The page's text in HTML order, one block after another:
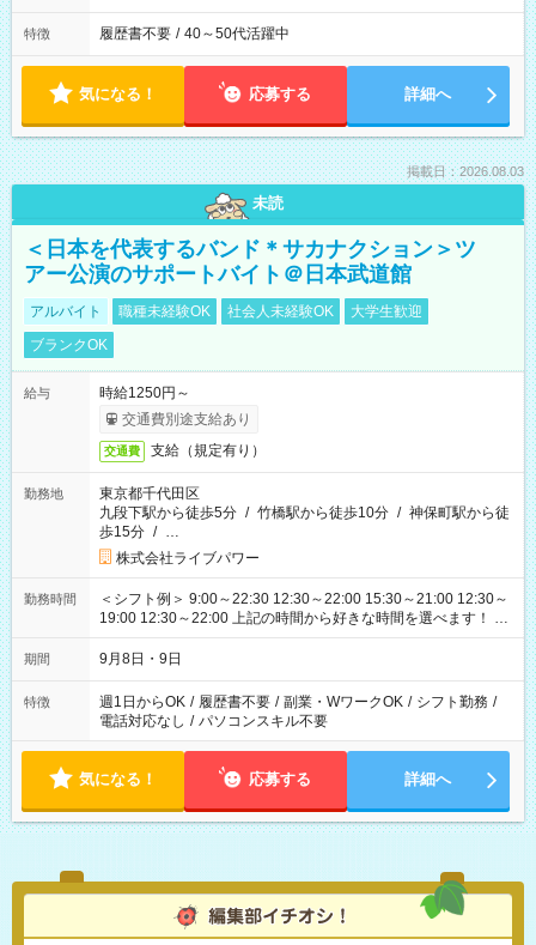
特徴 履歴書不要 / 40～50代活躍中
気になる！ 応募する 詳細へ
掲載日：2026.08.03
未読
＜日本を代表するバンド＊サカナクション＞ツ
アー公演のサポートバイト＠日本武道館
アルバイト 職種未経験OK 社会人未経験OK
大学生歓迎
ブランクOK
給与
時給1250円～
交通費別途支給あり
交通費 支給（規定有り）
勤務地
東京都千代田区
九段下駅から徒歩5分 / 竹橋駅から徒歩10分 / 神保町駅から徒
歩15分 / …
株式会社ライブパワー
勤務時間
＜シフト例＞ 9:00～22:30 12:30～22:00 15:30～21:00 12:30～
19:00 12:30～22:00 上記の時間から好きな時間を選べます！ ※
時間は変更となる可能性があります
期間 9月8日・9日
特徴 週1日からOK / 履歴書不要 / 副業・WワークOK / シフト勤務 /
電話対応なし / パソコンスキル不要
気になる！ 応募する 詳細へ